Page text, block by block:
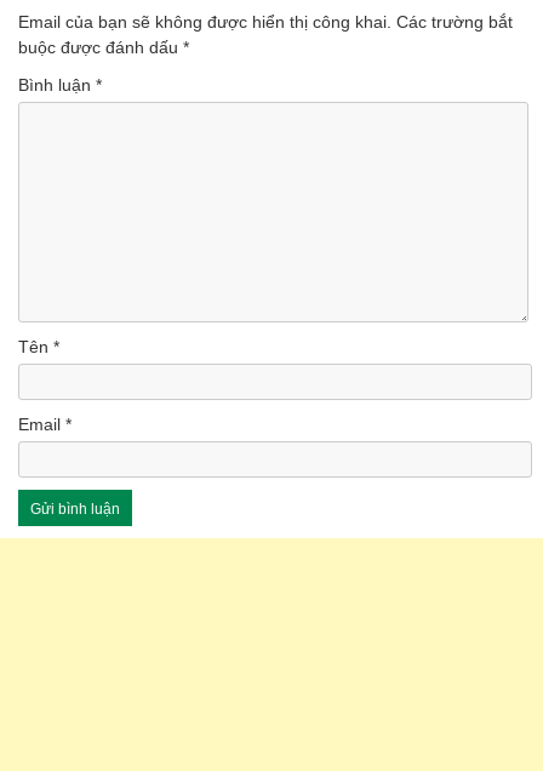
Email của bạn sẽ không được hiển thị công khai. Các trường bắt
buộc được đánh dấu *
Bình luận *
Tên *
Email *